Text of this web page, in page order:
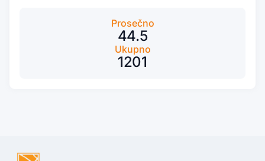
Prosečno
44.5
Ukupno
1201